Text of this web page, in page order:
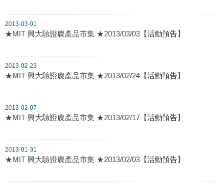
2013-03-01
★MIT 興大驗證農產品市集 ★2013/03/03【活動預告】
2013-02-23
★MIT 興大驗證農產品市集 ★2013/02/24【活動預告】
2013-02-07
★MIT 興大驗證農產品市集 ★2013/02/17【活動預告】
2013-01-31
★MIT 興大驗證農產品市集 ★2013/02/03【活動預告】